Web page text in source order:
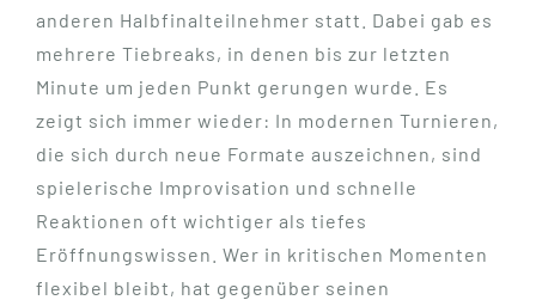
anderen Halbfinalteilnehmer statt. Dabei gab es
mehrere Tiebreaks, in denen bis zur letzten
Minute um jeden Punkt gerungen wurde. Es
zeigt sich immer wieder: In modernen Turnieren,
die sich durch neue Formate auszeichnen, sind
spielerische Improvisation und schnelle
Reaktionen oft wichtiger als tiefes
Eröffnungswissen. Wer in kritischen Momenten
flexibel bleibt, hat gegenüber seinen